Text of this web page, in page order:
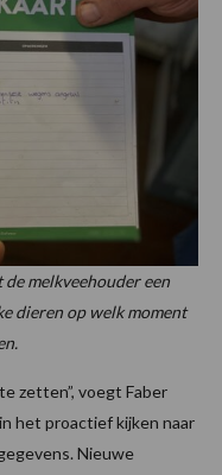
melkveehouder een
dieren op welk moment
zetten”, voegt Faber
het proactief kijken naar
Nieuwe